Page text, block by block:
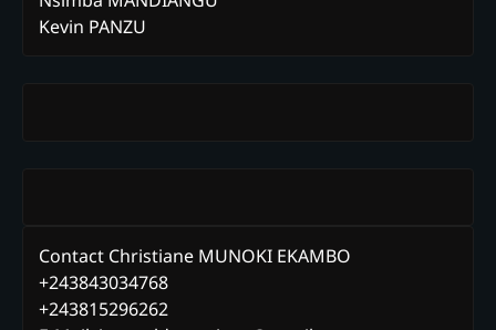
Kevin PANZU
Contact Christiane MUNOKI EKAMBO
+243843034768
+243815296262